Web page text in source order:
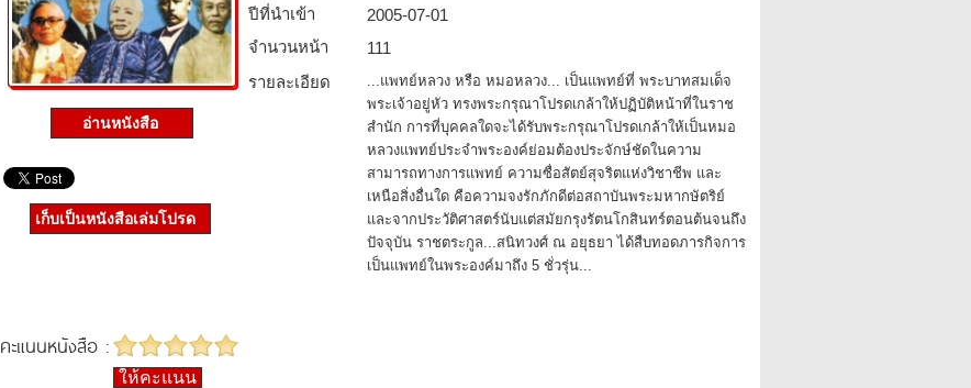
อ่านหนังสือ
ปีที่นำเข้า
2005-07-01
จำนวนหน้า
111
รายละเอียด
...แพทย์หลวง หรือ หมอหลวง... เป็นแพทย์ที่ พระบาทสมเด็จ
พระเจ้าอยู่หัว ทรงพระกรุณาโปรดเกล้าให้ปฏิบัติหน้าที่ในราช
สำนัก การที่บุคคลใดจะได้รับพระกรุณาโปรดเกล้าให้เป็นหมอ
หลวงแพทย์ประจำพระองค์ย่อมต้องประจักษ์ชัดในความ
สามารถทางการแพทย์ ความซื่อสัตย์สุจริตแห่งวิชาชีพ และ
เหนือสิ่งอื่นใด คือความจงรักภักดีต่อสถาบันพระมหากษัตริย์
และจากประวัติศาสตร์นับแต่สมัยกรุงรัตนโกสินทร์ตอนต้นจนถึง
ปัจจุบัน ราชตระกูล...สนิทวงศ์ ณ อยุธยา ได้สืบทอดภารกิจการ
เป็นแพทย์ในพระองค์มาถึง 5 ชั่วรุ่น...
เก็บเป็นหนังสือเล่มโปรด
คะแนนหนังสือ :
ให้คะแนน